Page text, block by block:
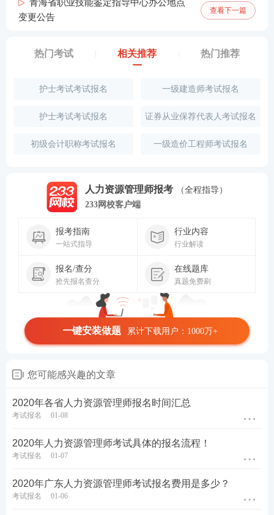
青海省职业技能鉴定指导中心办公地点
变更公告
查看下一篇
热门考试 相关推荐 热门推荐
护士考试考试报名 一级建造师考试报名
护士考试考试报名 证券从业保荐代表人考试报名
初级会计职称考试报名 一级造价工程师考试报名
人力资源管理师报考
（全程指导）
233网校客户端
报考指南
一站式指导
行业内容
行业解读
报名/查分
抢先报名查分
在线题库
真题免费刷
一键安装做题 累计下载用户：1000万+
您可能感兴趣的文章
2020年各省人力资源管理师报名时间汇总
考试报名 01-08
2020年人力资源管理师考试具体的报名流程！
考试报名 01-07
2020年广东人力资源管理师考试报名费用是多少？
考试报名 01-06